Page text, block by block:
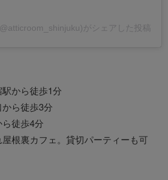
がシェアした投稿
から徒歩1分
から徒歩3分
徒歩4分
根裏カフェ。貸切パーティーも可